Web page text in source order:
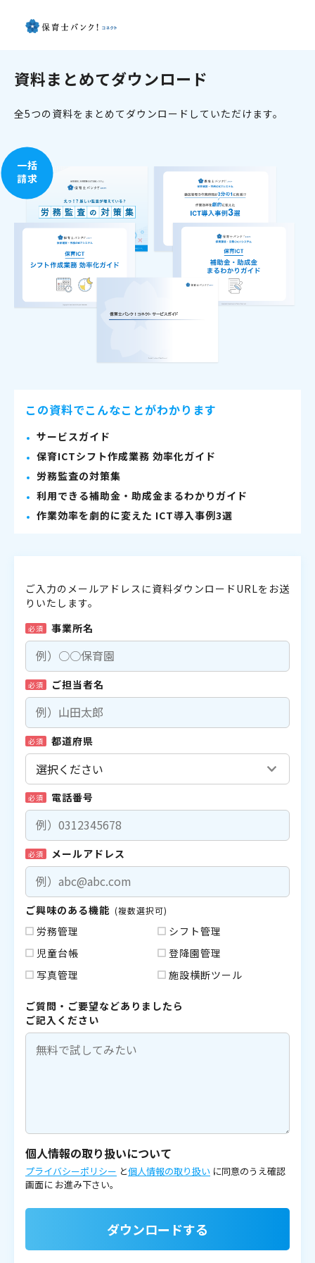
資料まとめてダウンロード
全5つの資料をまとめてダウンロードしていただけます。
一括
請求
この資料でこんなことがわかります
サービスガイド
保育ICTシフト作成業務 効率化ガイド
労務監査の対策集
利用できる補助金・助成金まるわかりガイド
作業効率を劇的に変えた ICT導入事例3選
ご入力のメールアドレスに資料ダウンロードURLをお送
りいたします。
必須 事業所名
必須 ご担当者名
必須 都道府県
必須 電話番号
必須 メールアドレス
ご興味のある機能 (複数選択可)
労務管理
シフト管理
児童台帳
登降園管理
写真管理
施設横断ツール
ご質問・ご要望などありましたら
ご記入ください
個人情報の取り扱いについて
プライバシーポリシー と個人情報の取り扱い に同意のうえ確認
画面に お進み下さい。
ダウンロードする